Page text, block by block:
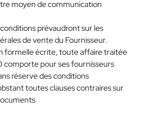
moyen de communication
prévaudront sur les
de vente du Fournisseur.
formelle écrite, toute affaire traitée
comporte pour ses fournisseurs
réserve des conditions
toutes clauses contraires sur